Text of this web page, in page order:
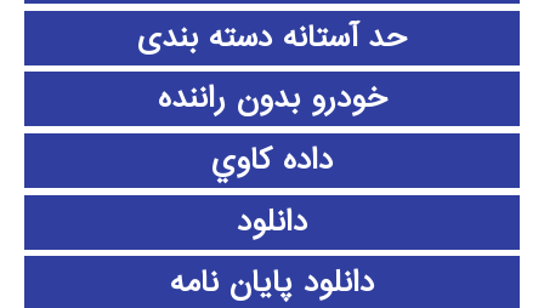
حد آستانه دسته بندی
خودرو بدون راننده
داده كاوي
دانلود
دانلود پايان نامه